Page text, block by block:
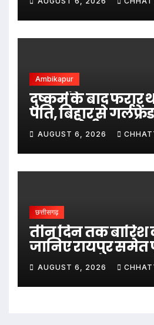
ग्यारह
Ambikapur
दुष्कर्म के बाद फरार
पति, बिहार से
गया आरोपी
AUGUST 6, 2026
छत्तीसगढ़
तीन दिन तक बारिश
जानिए रायपुर समेत
हाल…
AUGUST 6, 2026